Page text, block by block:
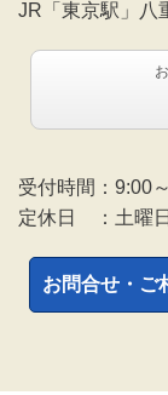
JR「東京駅」八
受付時間：9:00
定休日 ：土曜
お問合せ・ご